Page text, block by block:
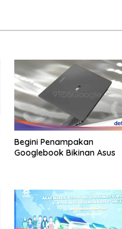
Begini Penampakan
Googlebook Bikinan Asus